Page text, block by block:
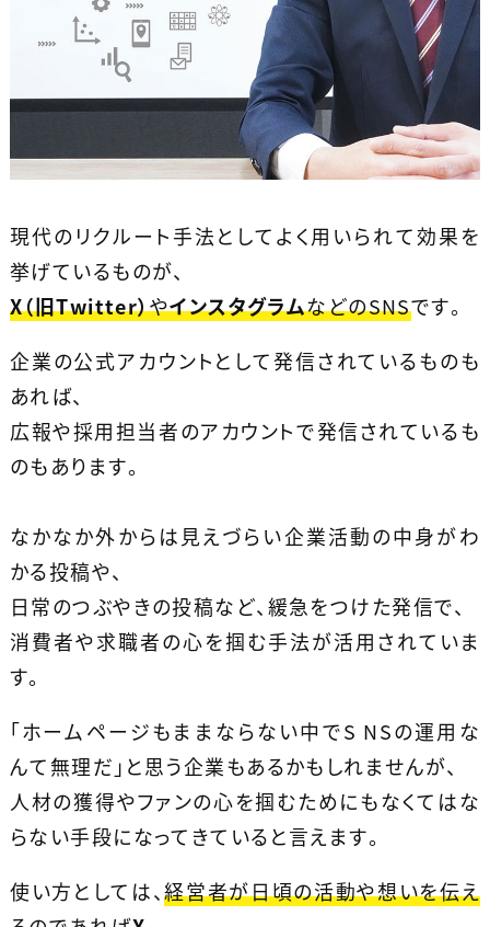
現代のリクルート手法としてよく用いられて効果を
挙げているものが、
X（旧Twitter）やインスタグラムなどのSNSです。
企業の公式アカウントとして発信されているものも
あれば、
広報や採用担当者のアカウントで発信されているも
のもあります。
なかなか外からは見えづらい企業活動の中身がわ
かる投稿や、
日常のつぶやきの投稿など、緩急をつけた発信で、
消費者や求職者の心を掴む手法が活用されていま
す。
「ホームページもままならない中でS NSの運用な
んて無理だ」と思う企業もあるかもしれませんが、
人材の獲得やファンの心を掴むためにもなくてはな
らない手段になってきていると言えます。
使い方としては、経営者が日頃の活動や想いを伝え